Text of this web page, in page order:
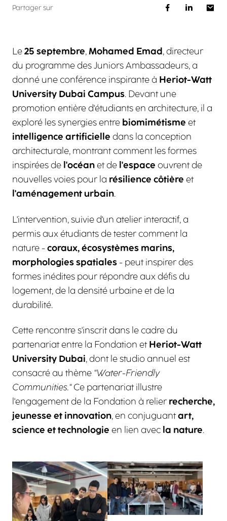
Partager sur
Le25 septembre,Mohamed Emad, directeur
du programme des Juniors Ambassadeurs, a
donné une conférence inspirante à Heriot-Watt
University Dubai Campus. Devant une
promotion entière d'étudiants en architecture, il a
exploré les synergies entre biomimétisme et
intelligence artificielle dans la conception
architecturale, montrant comment les formes
inspirées de l'océanet de l'espace ouvrent de
nouvelles voies pour la résilience côtière et
l'aménagement urbain.
L'intervention, suivie d'un atelier interactif, a
permis aux étudiants de tester comment la
nature -coraux, écosystèmes marins,
morphologies spatiales - peut inspirer des
formes inédites pour répondre aux défis du
logement, de la densité urbaine et de la
durabilité.
Cette rencontre s'inscrit dans le cadre du
partenariat entre la Fondation etHeriot-Watt
University Dubai, dont le studio annuel est
consacré au thème "Water-Friendly
Communities."Ce partenariat illustre
l'engagement de la Fondation à relier recherche,
jeunesse et innovation, en conjuguantart,
science et technologie en lien avec la nature.
Agrandir Agrandir